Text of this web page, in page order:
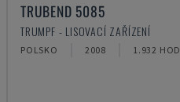
TRUBEND 5085
TRUMPF - LISOVACÍ ZAŘÍZENÍ
POLSKO 2008 1.932 HOD